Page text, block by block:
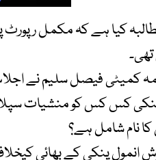
کیا ہے کہ مکمل
کمیٹی فیصل سلیم نے
کس کس کو منشیات
کا نام شامل ہے؟
انمول پنکی کے بھائی